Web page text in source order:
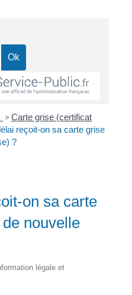
> Carte grise (certificat
reçoit-on sa carte grise
?
on sa carte
nouvelle
légale et